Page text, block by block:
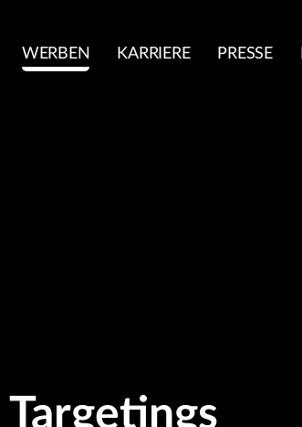
WERBEN KARRIERE PRESSE